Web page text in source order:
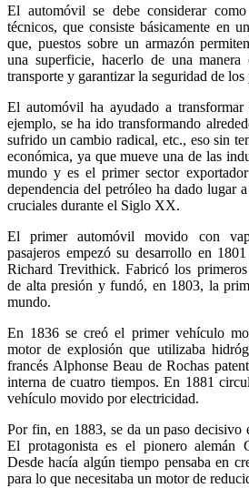
El automóvil se debe considerar
técnicos, que consiste básicamente en
que, puestos sobre un armazón
una superficie, hacerlo de una
transporte y garantizar la seguridad de los
El automóvil ha ayudado a
ejemplo, se ha ido transformando
sufrido un cambio radical, etc., eso sin
económica, ya que mueve una de las
mundo y es el primer sector
dependencia del petróleo ha dado lugar
cruciales durante el Siglo XX.
El primer automóvil movido con
pasajeros empezó su desarrollo en
Richard Trevithick. Fabricó los
de alta presión y fundó, en 1803, la
mundo.
En 1836 se creó el primer vehículo
motor de explosión que utilizaba
francés Alphonse Beau de Rochas
interna de cuatro tiempos. En 1881
vehículo movido por electricidad.
Por fin, en 1883, se da un paso decisivo
El protagonista es el pionero alemán
Desde hacía algún tiempo pensaba en
para lo que necesitaba un motor de